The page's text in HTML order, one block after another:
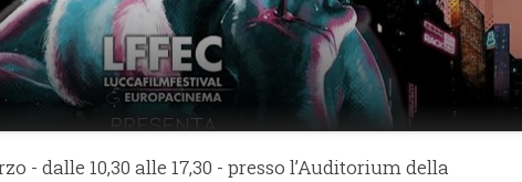
- dalle 10,30 alle 17,30 - presso l’Auditorium della